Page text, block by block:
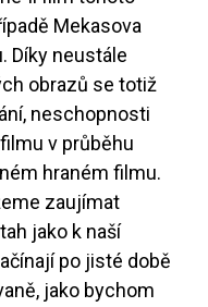
Mekasova
Díky neustále
obrazů se totiž
neschopnosti
v průběhu
hraném filmu.
zaujímat
jako k naší
po jisté době
jako bychom